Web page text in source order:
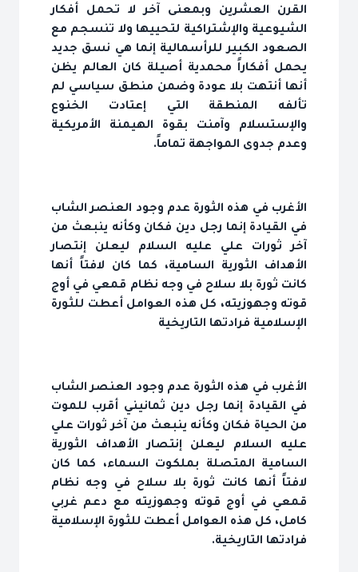
القرن العشرين وبمعنى آخر لا تحمل أفكار
الشيوعية والإشتراكية لتحييها ولا تنسجم مع
الصعود الكبير للرأسمالية إنما هي نسق جديد
يحمل أفكاراً محمدية أصيلة كان العالم يظن
أنها أنتهت بلا عودة وضمن منطق سياسي لم
تألفه المنطقة التي إعتادت الخنوع
والإستسلام وآمنت بقوة الهيمنة الأمريكية
وعدم جدوى المواجهة تماماً.
الأغرب في هذه الثورة عدم وجود العنصر الشاب
في القيادة إنما رجل دين فكان وكأنه ينبعث من
آخر ثورات علي عليه السلام ليعلن إنتصار
الأهداف الثورية السامية، كما كان لافتاً أنها
كانت ثورة بلا سلاح في وجه نظام قمعي في أوج
قوته وجهوزيته، كل هذه العوامل أعطت للثورة
الإسلامية فرادتها التاريخية
الأغرب في هذه الثورة عدم وجود العنصر الشاب
في القيادة إنما رجل دين ثمانيني أقرب للموت
من الحياة فكان وكأنه ينبعث من آخر ثورات علي
عليه السلام ليعلن إنتصار الأهداف الثورية
السامية المتصلة بملكوت السماء، كما كان
لافتاً أنها كانت ثورة بلا سلاح في وجه نظام
قمعي في أوج قوته وجهوزيته مع دعم غربي
كامل، كل هذه العوامل أعطت للثورة الإسلامية
فرادتها التاريخية.